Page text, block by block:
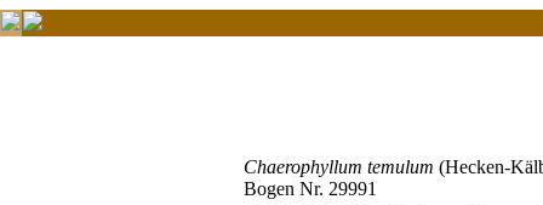
Chaerophyllum temulum (Hecken-
Bogen Nr. 29991